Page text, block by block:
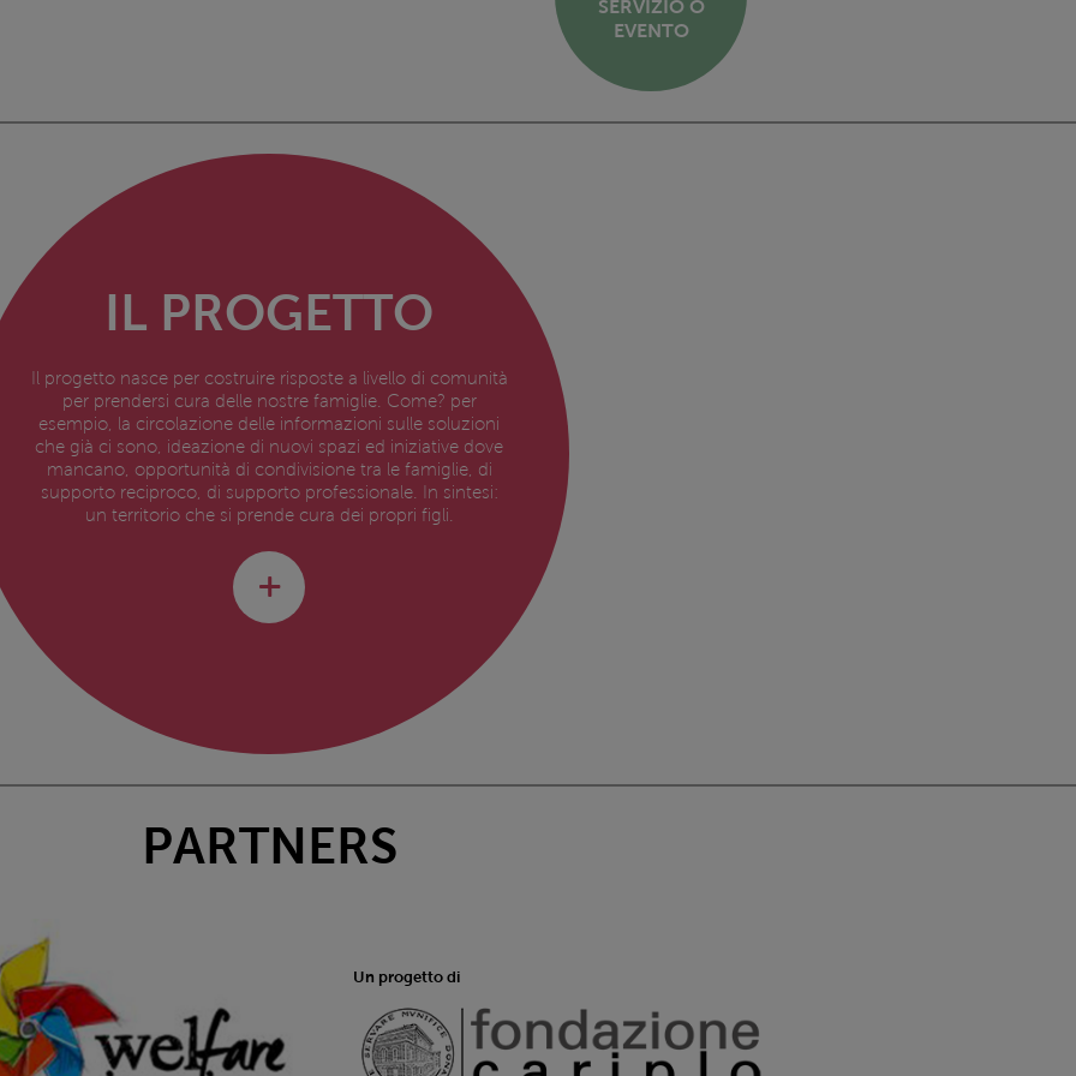
SERVIZIO O
EVENTO
IL PROGETTO
Il progetto nasce per costruire risposte a livello di comunità
per prendersi cura delle nostre famiglie. Come? per
esempio, la circolazione delle informazioni sulle soluzioni
che già ci sono, ideazione di nuovi spazi ed iniziative dove
mancano, opportunità di condivisione tra le famiglie, di
supporto reciproco, di supporto professionale. In sintesi:
un territorio che si prende cura dei propri figli.
PARTNERS
Un progetto di